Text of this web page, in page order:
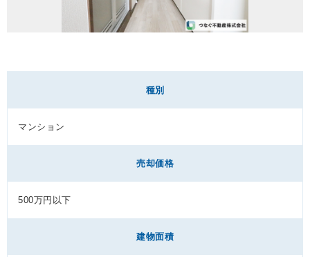
種別
マンション
売却価格
500万円以下
建物面積